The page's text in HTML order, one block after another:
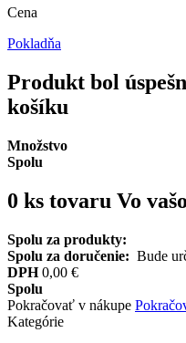
Cena
Pokladňa
Produkt bol
košíku
Množstvo
Spolu
0 ks tovaru Vo
Spolu za produkty:
Spolu za doručenie: Bude
DPH 0,00 €
Spolu
Pokračovať v nákupe
Kategórie